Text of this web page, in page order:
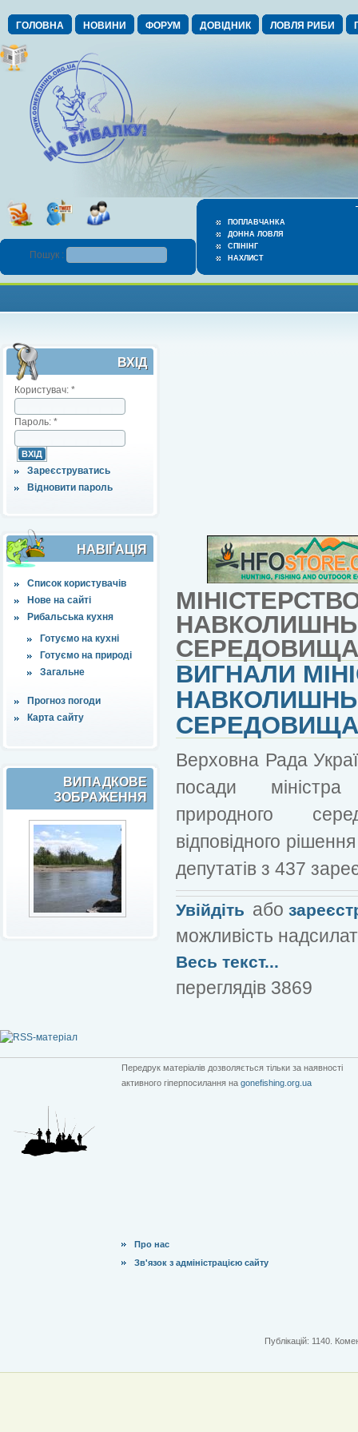
ГОЛОВНА НОВИНИ ФОРУМ ДОВІДНИК ЛОВЛЯ РИБИ
ПОПЛАВЧАНКА
ДОННА ЛОВЛЯ
СПІНІНГ
НАХЛИСТ
Пошук :
ВХІД
Користувач: *
Пароль: *
Зареєструватись
Відновити пароль
НАВІҐАЦІЯ
Список користувачів
Нове на сайті
Рибальська кухня
Готуємо на кухні
Готуємо на природі
Загальне
Прогноз погоди
Карта сайту
ВИПАДКОВЕ
ЗОБРАЖЕННЯ
СЕРЕДОВИЩА
ВИГНАЛИ
СЕРЕДОВИЩА
Верховна Рада
посади
природного
відповідного
депутатів з 437
Увійдіть або
можливість
Весь текст...
переглядів 3869
Передрук матеріалів дозволяється тільки за наявності
активного гіперпосилання на gonefishing.org.ua
Про нас
Зв'язок з адміністрацією сайту
Публікацій: 1140.